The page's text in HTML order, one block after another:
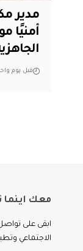
مدير
أمنيًا
قبل يوم
معك اينما
ابقى على
الاجتماعي